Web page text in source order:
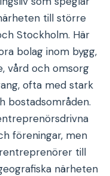
till större
Stockholm. Här
bolag inom bygg,
vård och omsorg
ofta med stark
bostadsområden.
föreningar, men
till
närheten